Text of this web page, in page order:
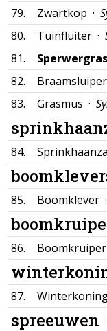
79. Zwartkop ·
80.
Tuinfluiter ·
81.
82.
Braamsluiper
83.
Grasmus ·
84.
85. Boomklever ·
86. Boomkruiper
87.
spreeuwen